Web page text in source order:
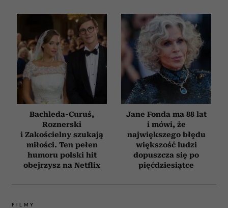
Bachleda-Curuś,
Roznerski
i Zakościelny szukają
miłości. Ten pełen
humoru polski hit
obejrzysz na Netflix
Jane Fonda ma 88 lat
i mówi, że
największego błędu
większość ludzi
dopuszcza się po
pięćdziesiątce
FILMY